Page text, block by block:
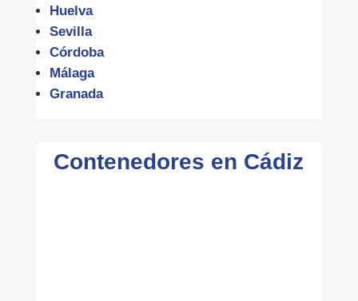
Huelva
Sevilla
Córdoba
Málaga
Granada
Contenedores en Cádiz